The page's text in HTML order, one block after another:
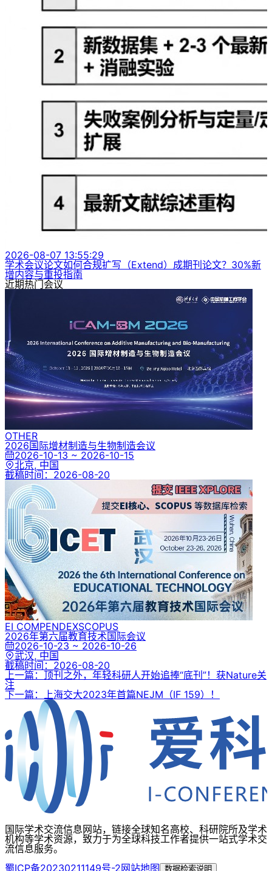
2026-08-07 13:55:29
学术会议论文如何合规扩写（Extend）成期刊论文？30%新
增内容与重投指南
近期热门会议
OTHER
2026国际增材制造与生物制造会议
2026-10-13 ~ 2026-10-15
北京, 中国
截稿时间： 2026-08-20
EI COMPENDEXSCOPUS
2026年第六届教育技术国际会议
2026-10-23 ~ 2026-10-26
武汉, 中国
截稿时间： 2026-08-20
上一篇：顶刊之外，年轻科研人开始追捧“底刊”！获Nature关
注
下一篇：上海交大2023年首篇NEJM（IF 159）！
国际学术交流信息网站，链接全球知名高校、科研院所及学术
机构等学术资源，致力于为全球科技工作者提供一站式学术交
流信息服务。
蜀ICP备20230211149号-2网站地图 数据检索说明